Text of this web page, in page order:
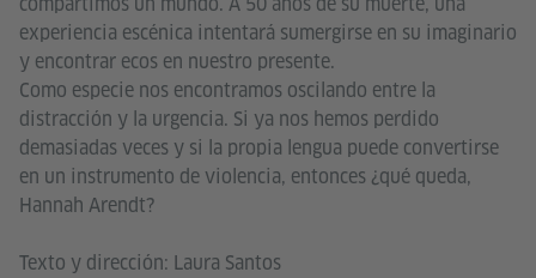
experiencia escénica intentará sumergirse en su imaginario
y encontrar ecos en nuestro presente.
Como especie nos encontramos oscilando entre la
distracción y la urgencia. Si ya nos hemos perdido
demasiadas veces y si la propia lengua puede convertirse
en un instrumento de violencia, entonces ¿qué queda,
Hannah Arendt?
Texto y dirección: Laura Santos